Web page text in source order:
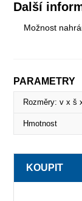
Další
Možnost
PARAMETRY
Rozměry: v x š
Hmotnost
KOUPIT